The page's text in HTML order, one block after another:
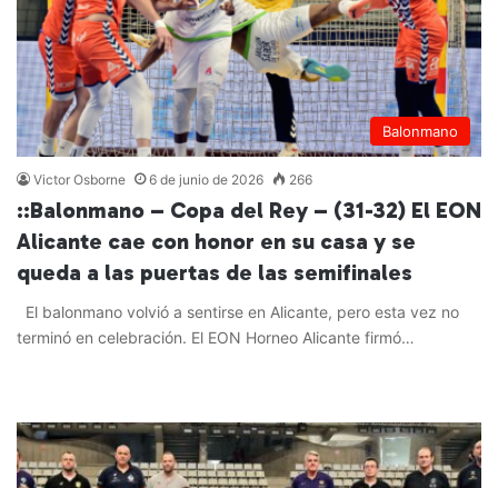
Balonmano
Victor Osborne 6 de junio de 2026 266
::Balonmano – Copa del Rey – (31-32) El EON
Alicante cae con honor en su casa y se
queda a las puertas de las semifinales
El balonmano volvió a sentirse en Alicante, pero esta vez no
terminó en celebración. El EON Horneo Alicante firmó…